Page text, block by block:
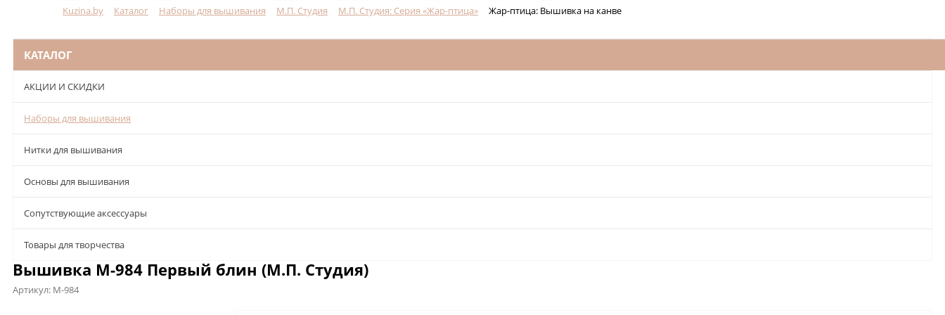
Kuzina.by Каталог Наборы для вышивания М.П. Студия М.П. Студия: Серия «Жар-птица» Жар-птица: Вышивка на канве
КАТАЛОГ
АКЦИИ И СКИДКИ
Наборы для вышивания
Нитки для вышивания
Основы для вышивания
Сопутствующие аксессуары
Товары для творчества
Вышивка М-984 Первый блин (М.П. Студия)
Артикул: М-984